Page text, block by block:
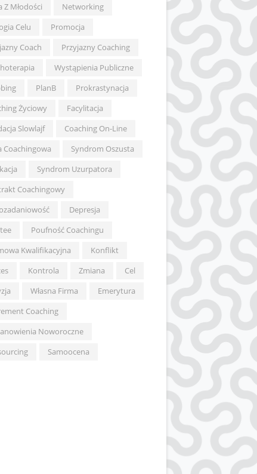
Z Młodości
Networking
Celu
Promocja
Coach
Przyjazny Coaching
Wystąpienia Publiczne
PlanB
Prokrastynacja
Życiowy
Facylitacja
Slowlajf
Coaching On-Line
Coachingowa
Syndrom Oszusta
Syndrom Uzurpatora
Coachingowy
Depresja
Poufność Coachingu
Kwalifikacyjna
Konflikt
Kontrola Zmiana
Cel
Własna Firma
Emerytura
Coaching
Noworoczne
Samoocena